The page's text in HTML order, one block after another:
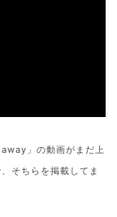
」の動画がまだ上
そちらを掲載してま